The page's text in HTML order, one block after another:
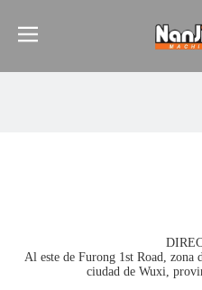
Al este de Furong 1st Road, zona
ciudad de Wuxi,